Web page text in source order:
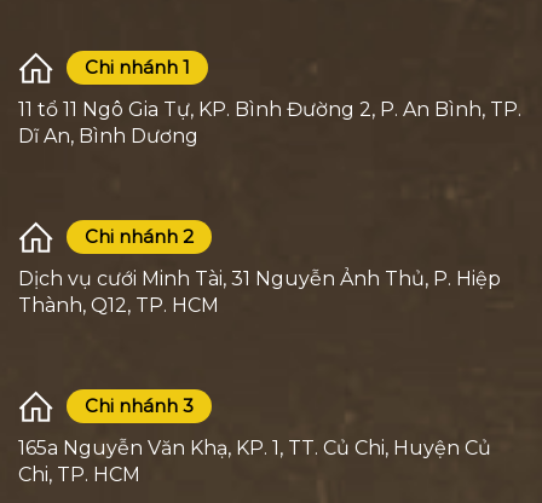
Chi nhánh 1
11 tổ 11 Ngô Gia Tự, KP. Bình Đường 2, P. An Bình, TP.
Dĩ An, Bình Dương
Chi nhánh 2
Dịch vụ cưới Minh Tài, 31 Nguyễn Ảnh Thủ, P. Hiệp
Thành, Q12, TP. HCM
Chi nhánh 3
165a Nguyễn Văn Khạ, KP. 1, TT. Củ Chi, Huyện Củ
Chi, TP. HCM